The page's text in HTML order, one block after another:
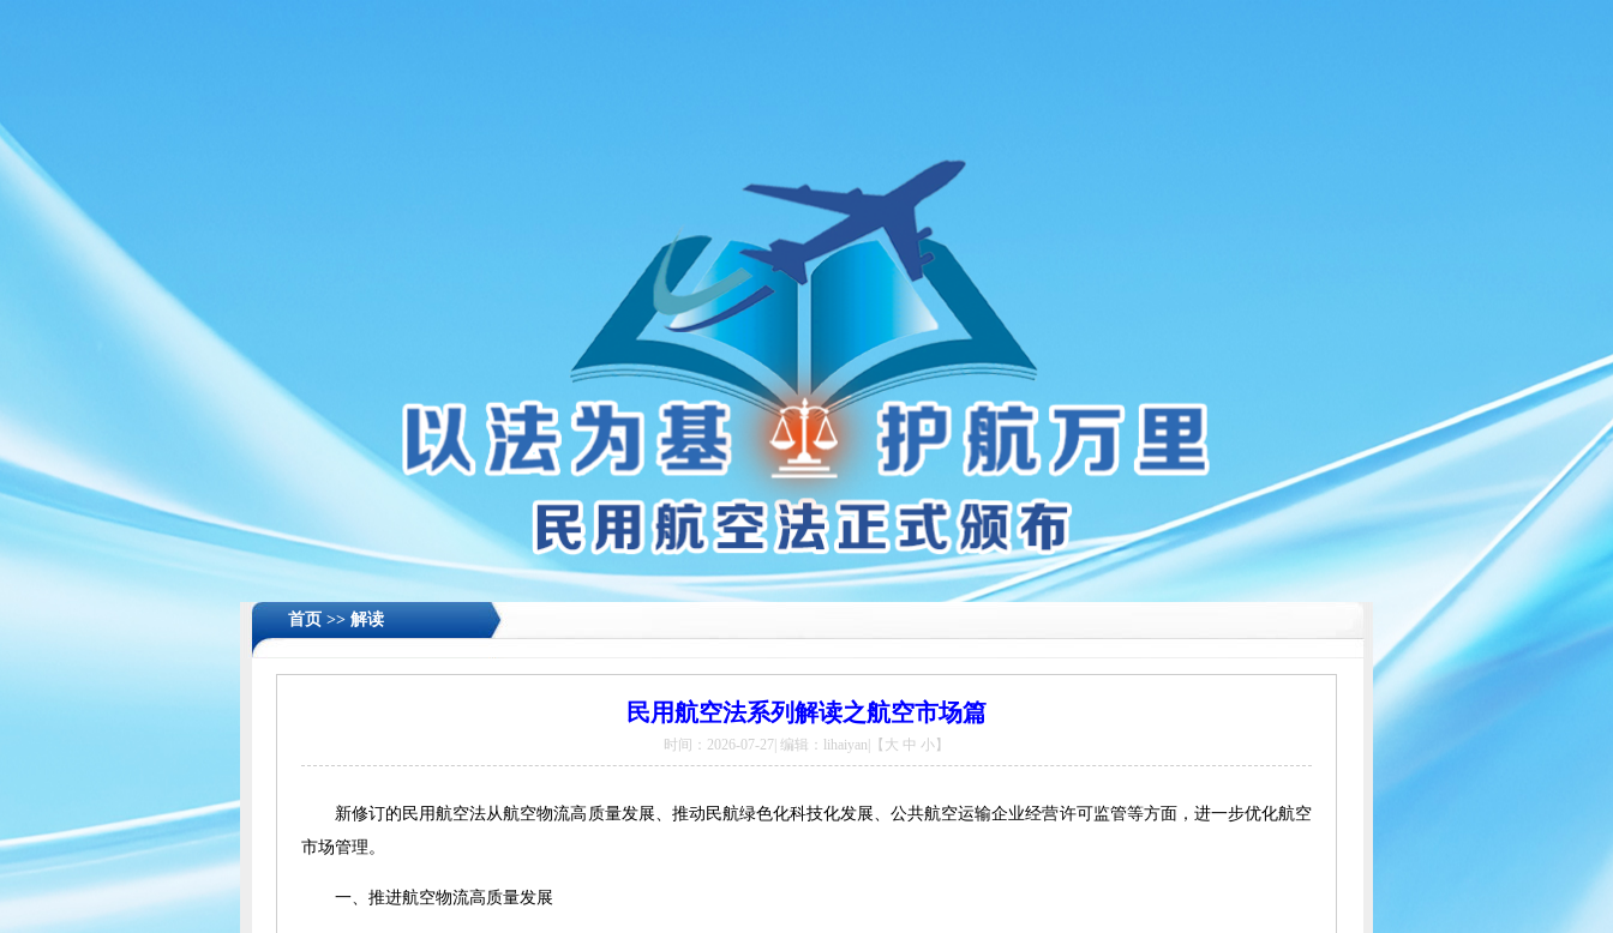
首页 >> 解读
民用航空法系列解读之航空市场篇
时间：2026-07-27| 编辑：lihaiyan|【 大 中 小】
新修订的民用航空法从航空物流高质量发展、推动民航绿色化科技化发展、公共航空运输企业经营许可监管等方面，进一步优化航空
市场管理。
一、推进航空物流高质量发展